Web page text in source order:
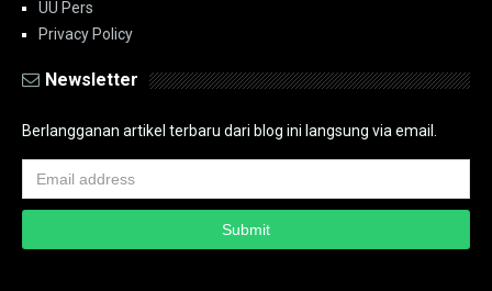
UU Pers
Privacy Policy
Newsletter
Berlangganan artikel terbaru dari blog ini langsung via email.